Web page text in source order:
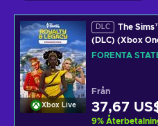
Xbox Live
DLC
The
(DLC) (Xbox
UNITED STATES
FÖRENTA
Från
37,67
9%